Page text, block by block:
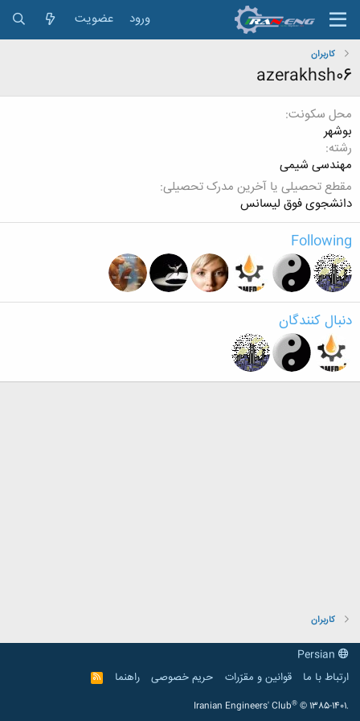
ورود عضویت
کاربران
azerakhsh06
محل سکونت
بوشهر
رشته
مهندسی شیمی
مقطع تحصیلی یا آخرین مدرک تحصیلی
دانشجوی فوق لیسانس
Following
دنبال کنندگان
کاربران
ارتباط با ما
قوانین و مقرّرات حریم خصوصی راهنما
R
S
Iranian Engineers' Club® © 1385-1401.